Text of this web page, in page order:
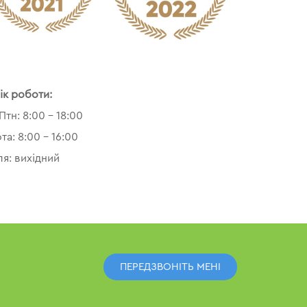
роботи:
8:00 – 18:00
8:00 – 16:00
вихідний
ПЕРЕДЗВОНІТЬ МЕНІ